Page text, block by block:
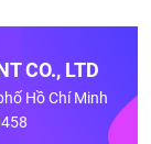
CO., LTD
Hồ Chí Minh